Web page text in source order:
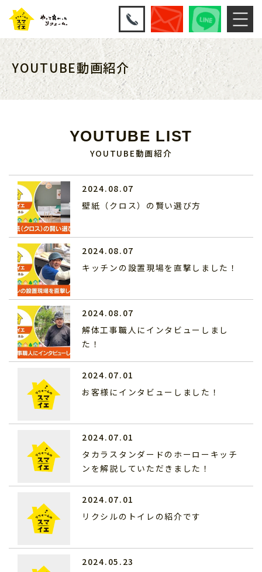
YOUTUBE動画紹介
YOUTUBE LIST
YOUTUBE動画紹介
2024.08.07
壁紙（クロス）の賢い選び方
2024.08.07
キッチンの設置現場を直撃しました！
2024.08.07
解体工事職人にインタビューしまし
た！
2024.07.01
お客様にインタビューしました！
2024.07.01
タカラスタンダードのホーローキッチ
ンを解説していただきました！
2024.07.01
リクシルのトイレの紹介です
2024.05.23